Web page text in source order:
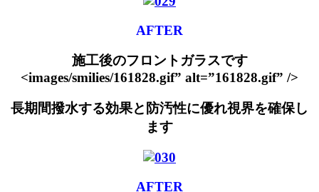
AFTER
施工後のフロントガラスです
<images/smilies/161828.gif” alt=”161828.gif” />
長期間撥水する効果と防汚性に優れ視界を確保し
ます
AFTER